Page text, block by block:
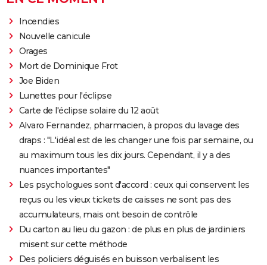
Incendies
Nouvelle canicule
Orages
Mort de Dominique Frot
Joe Biden
Lunettes pour l'éclipse
Carte de l'éclipse solaire du 12 août
Alvaro Fernandez, pharmacien, à propos du lavage des
draps : "L'idéal est de les changer une fois par semaine, ou
au maximum tous les dix jours. Cependant, il y a des
nuances importantes"
Les psychologues sont d'accord : ceux qui conservent les
reçus ou les vieux tickets de caisses ne sont pas des
accumulateurs, mais ont besoin de contrôle
Du carton au lieu du gazon : de plus en plus de jardiniers
misent sur cette méthode
Des policiers déguisés en buisson verbalisent les